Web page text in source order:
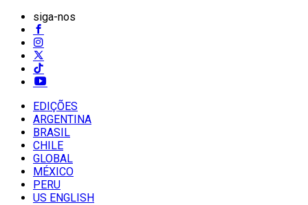
siga-nos
EDIÇÕES
ARGENTINA
BRASIL
CHILE
GLOBAL
MÉXICO
PERU
US ENGLISH